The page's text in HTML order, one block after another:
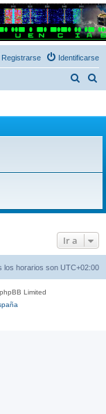
Identificarse
Registrarse
Ir a
los horarios son UTC+02:00
Limited